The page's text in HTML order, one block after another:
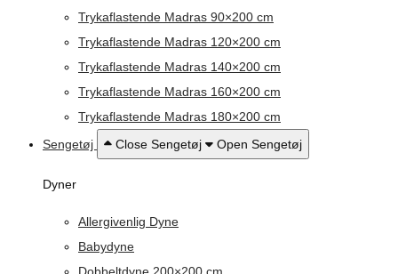
Trykaflastende Madras 90×200 cm
Trykaflastende Madras 120×200 cm
Trykaflastende Madras 140×200 cm
Trykaflastende Madras 160×200 cm
Trykaflastende Madras 180×200 cm
Sengetøj
Close Sengetøj Open Sengetøj
Dyner
Allergivenlig Dyne
Babydyne